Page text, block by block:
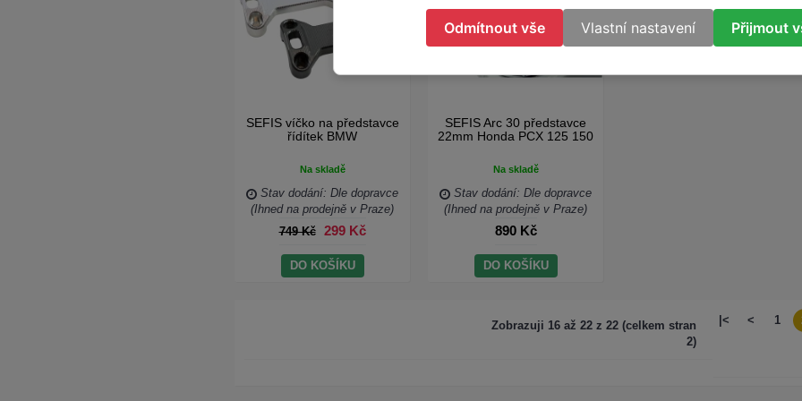
SEFIS víčko na představce
řídítek BMW
Na skladě
Stav dodání: Dle dopravce
(Ihned na prodejně v Praze)
749 Kč
299 Kč
DO KOŠÍKU
SEFIS Arc 30 představce
22mm Honda PCX 125 150
Na skladě
Stav dodání: Dle dopravce
(Ihned na prodejně v Praze)
890 Kč
DO KOŠÍKU
Zobrazuji 16 až 22 z 22 (celkem stran
2)
|< < 1
Odmítnout vše Vlastní nastavení Přijmout